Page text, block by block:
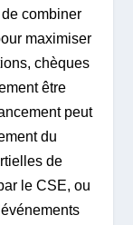
combiner
maximiser
chèques
être
peut
du
de
le CSE, ou